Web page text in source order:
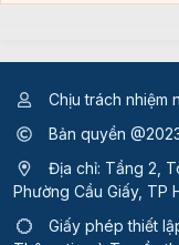
Chịu trách nhiệm
Bản quyền
Địa chỉ: Tầng 2,
Phường Cầu Giấy, TP
Giấy phép thiết